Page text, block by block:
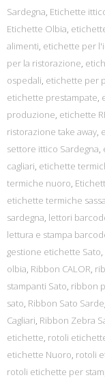
Sardegna, Etichette
Etichette Olbia,
alimenti, etichette per
per la ristorazione,
ospedali, etichette per
etichette prestampate,
produzione, etichette
ristorazione take away,
settore ittico Sardegna,
cagliari, etichette
termiche nuoro,
etichette termiche
sardegna, lettori
lettura e stampa
gestione etichette Sato,
olbia, Ribbon CALOR,
stampanti Sato, ribbon
sato, Ribbon Sato
Cagliari, Ribbon Zebra
etichette, rotoli
etichette Nuoro, rotoli
rotoli etichette per